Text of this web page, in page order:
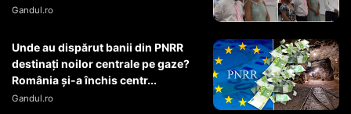
Gandul.ro
Unde au dispărut banii din PNRR
destinați noilor centrale pe gaze?
România și-a închis centr...
Gandul.ro